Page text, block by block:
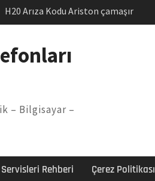
H20 Arıza Kodu Ariston çamaşır
makinesi Sorunu
Arçelik buzdolabı F5 Hatası Çözüm
Ferroli klima E3 Arızası Çözümü
– Bilgisayar –
Rehberi Çerez Politikası